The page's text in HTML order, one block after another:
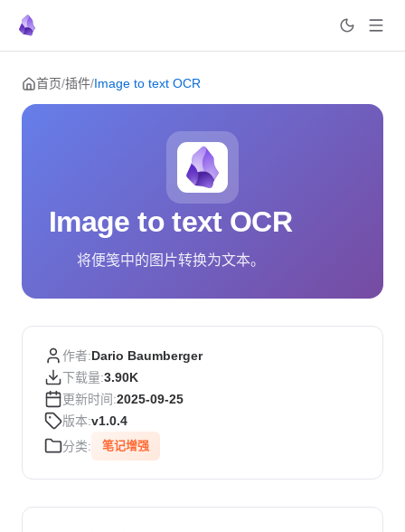
Skip to content
首页/插件/Image to text OCR
Image to text OCR
将便笺中的图片转换为文本。
作者:Dario Baumberger
下载量:3.90K
更新时间:2025-09-25
版本:v1.0.4
分类:
笔记增强